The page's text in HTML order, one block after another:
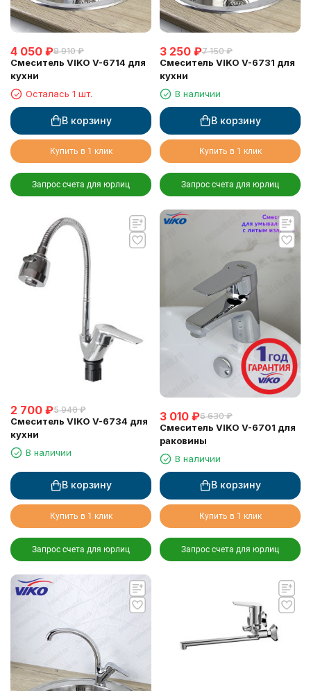
4 050 ₽8 910 ₽
Смеситель VIKO V-6714 для
кухни
Осталась 1 шт.
В корзину
Купить в 1 клик
Запрос счета для юрлиц
3 250 ₽7 150 ₽
Смеситель VIKO V-6731 для
кухни
В наличии
В корзину
Купить в 1 клик
Запрос счета для юрлиц
2 700 ₽5 940 ₽
Смеситель VIKO V-6734 для
кухни
В наличии
В корзину
Купить в 1 клик
Запрос счета для юрлиц
3 010 ₽6 630 ₽
Смеситель VIKO V-6701 для
раковины
В наличии
В корзину
Купить в 1 клик
Запрос счета для юрлиц